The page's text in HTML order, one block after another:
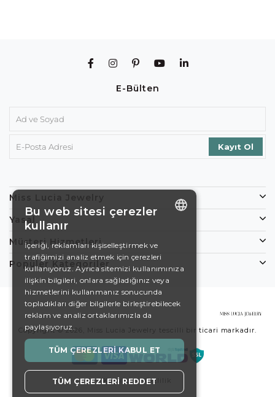
E-Bülten
Miss Lucia Jewelry
Yasal
Müşteri Hizmetleri
Popüler Kategoriler
Copyright © 2026, Miss Lucia Jewelry tescilli bir ticari markadır.
Koşullar Gizlilik
DE
EN
SWEDISH
TURKISH
Bu web sitesi çerezler
kullanır
İçeriği, reklamları kişiselleştirmek ve
trafiğimizi analiz etmek için çerezleri
kullanıyoruz. Ayrıca sitemizi kullanımınıza
ilişkin bilgileri, onlara sağladığınız veya
hizmetlerini kullanmanız sonucunda
topladıkları diğer bilgilerle birleştirebilecek
reklam ve analiz ortaklarımızla da
paylaşıyoruz.
TÜM ÇEREZLERI KABUL ET
TÜM ÇEREZLERI REDDET